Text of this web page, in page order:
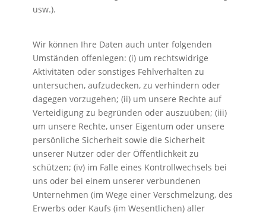
usw.).
Wir können Ihre Daten auch unter folgenden
Umständen offenlegen: (i) um rechtswidrige
Aktivitäten oder sonstiges Fehlverhalten zu
untersuchen, aufzudecken, zu verhindern oder
dagegen vorzugehen; (ii) um unsere Rechte auf
Verteidigung zu begründen oder auszuüben; (iii)
um unsere Rechte, unser Eigentum oder unsere
persönliche Sicherheit sowie die Sicherheit
unserer Nutzer oder der Öffentlichkeit zu
schützen; (iv) im Falle eines Kontrollwechsels bei
uns oder bei einem unserer verbundenen
Unternehmen (im Wege einer Verschmelzung, des
Erwerbs oder Kaufs (im Wesentlichen) aller